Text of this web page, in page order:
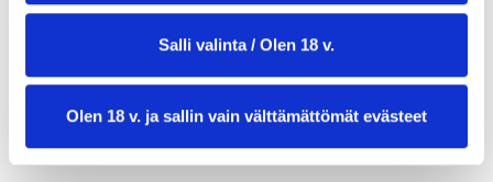
Salli valinta / Olen 18 v.
Olen 18 v. ja sallin vain välttämättömät evästeet